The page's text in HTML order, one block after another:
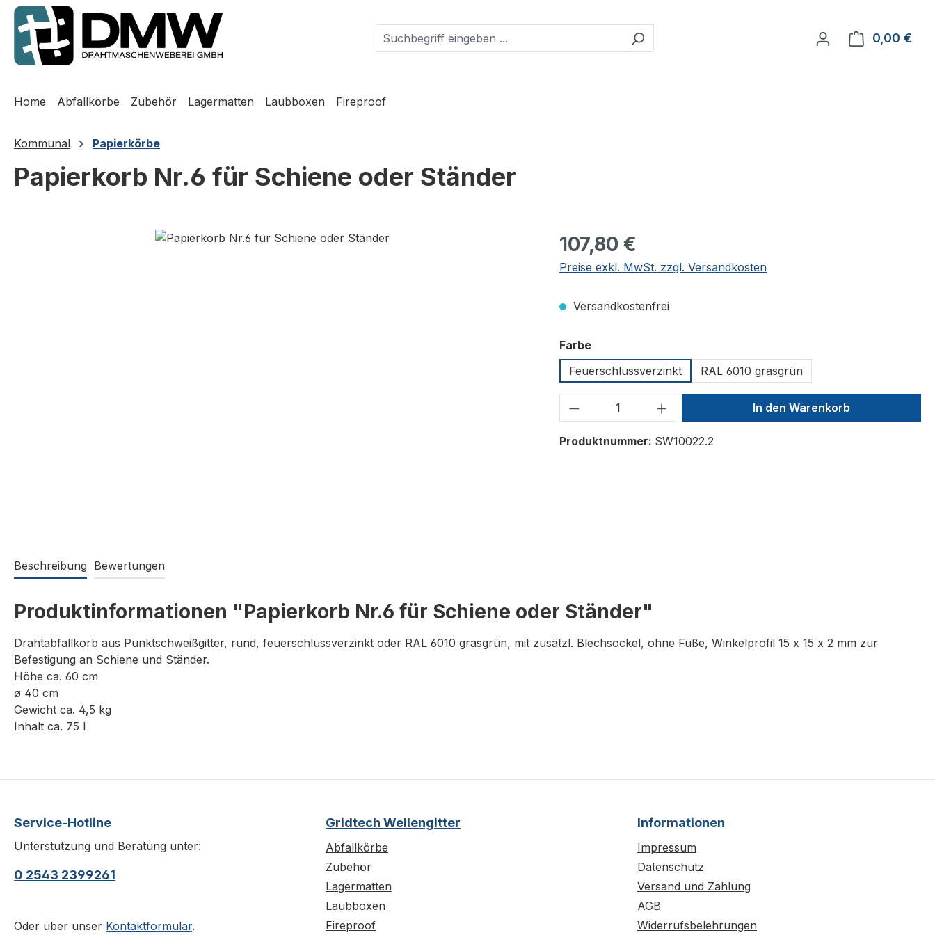
Hauptinhalt springen
Zur Suche springen
Zur Hauptnavigation springen
0,00 €
Home Abfallkörbe Zubehör Lagermatten Laubboxen Fireproof
Kommunal Papierkörbe
Papierkorb Nr.6 für Schiene oder Ständer
Regulärer Preis:
107,80 €
Preise exkl. MwSt. zzgl. Versandkosten
Versandkostenfrei
Farbeauswählen
Feuerschlussverzinkt
RAL 6010 grasgrün
Produkt Anzahl: Gib den gewünschten Wert
In den Warenkorb
Produktnummer: SW10022.2
Beschreibung Bewertungen
Produktinformationen "Papierkorb Nr.6 für Schiene oder Ständer"
Drahtabfallkorb aus Punktschweißgitter, rund, feuerschlussverzinkt oder RAL 6010 grasgrün, mit zusätzl. Blechsockel, ohne Füße, Winkelprofil 15 x 15 x 2 mm zur
Befestigung an Schiene und Ständer.
Höhe ca. 60 cm
ø 40 cm
Gewicht ca. 4,5 kg
Inhalt ca. 75 l
Service-Hotline
Unterstützung und Beratung unter:
0 2543 2399261
Oder über unser Kontaktformular.
Gridtech Wellengitter
Abfallkörbe
Zubehör
Lagermatten
Laubboxen
Fireproof
Informationen
Impressum
Datenschutz
Versand und Zahlung
AGB
Widerrufsbelehrungen